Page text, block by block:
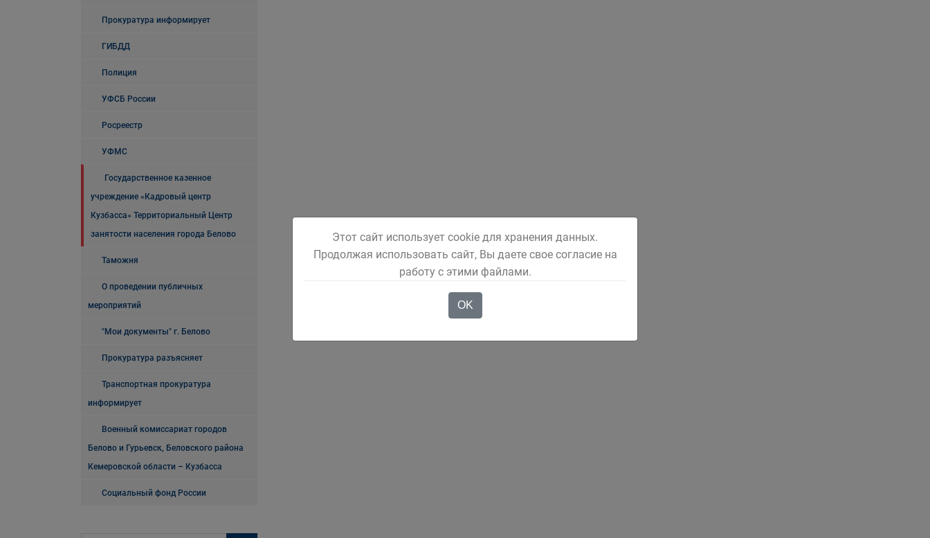
Прокуратура информирует
ГИБДД
Полиция
УФСБ России
Росреестр
УФМС
Государственное казенное
учреждение «Кадровый центр
Кузбасса» Территориальный Центр
занятости населения города Белово
Таможня
О проведении публичных
мероприятий
"Мои документы" г. Белово
Прокуратура разъясняет
Транспортная прокуратура
информирует
Военный комиссариат городов
Белово и Гурьевск, Беловского района
Кемеровской области – Кузбасса
Социальный фонд России
Этот сайт использует cookie для хранения данных.
Продолжая использовать сайт, Вы даете свое согласие на
работу с этими файлами.
OK